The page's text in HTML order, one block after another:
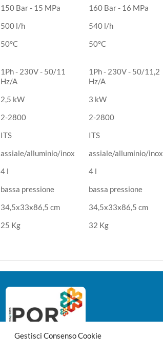
Gestisci Consenso Cookie
150 Bar - 15 MPa
160 Bar - 16 MPa
500 l/h
540 l/h
50°C 50°C
1Ph - 230V - 50/11
Hz/A
1Ph - 230V - 50/11,2
Hz/A
2,5 kW
3 kW
2-2800
2-2800
ITS
ITS
assiale/alluminio/inox
assiale/alluminio/inox
4 l
4 l
bassa pressione
bassa pressione
34,5x33x86,5 cm
34,5x33x86,5 cm
25 Kg 32 Kg